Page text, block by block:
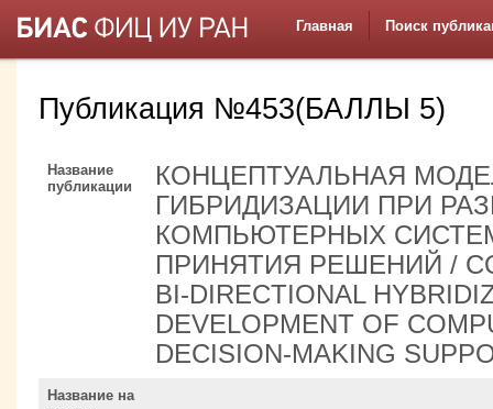
Главная Поиск
Публикация №453(БАЛЛЫ 5)
Название
публикации
КОНЦЕПТУАЛЬНАЯ
ГИБРИДИЗАЦИИ ПРИ
КОМПЬЮТЕРНЫХ
ПРИНЯТИЯ РЕШЕНИЙ /
BI-DIRECTIONAL
DEVELOPMENT OF
DECISION-MAKING
Название на